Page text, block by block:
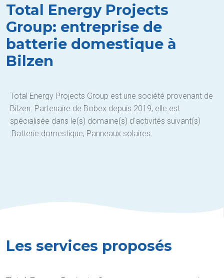
Total Energy Projects
Group: entreprise de
batterie domestique à
Bilzen
Total Energy Projects Group est une société provenant de
Bilzen. Partenaire de Bobex depuis 2019, elle est
spécialisée dans le(s) domaine(s) d'activités suivant(s)
:Batterie domestique, Panneaux solaires.
Les services proposés